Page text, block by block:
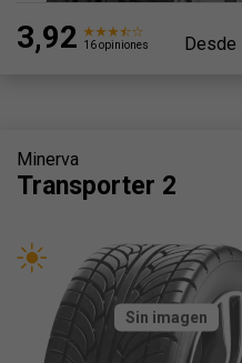
3,92 16 opiniones Desde
Minerva
Transporter 2
Sin imagen